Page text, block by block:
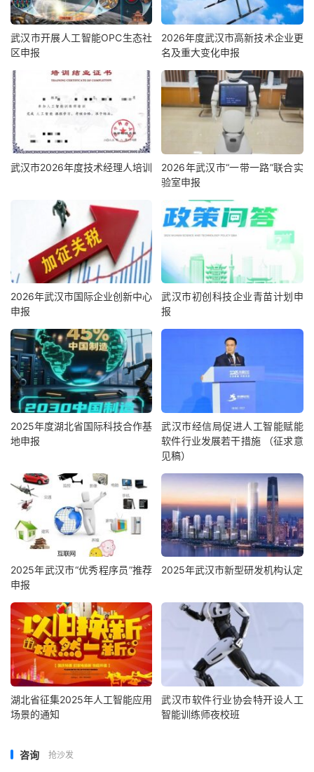
武汉市开展人工智能OPC生态社
区申报
2026年度武汉市高新技术企业更
名及重大变化申报
武汉市2026年度技术经理人培训
2026年武汉市“一带一路”联合实
验室申报
2026年武汉市国际企业创新中心
申报
武汉市初创科技企业青苗计划申
报
2025年度湖北省国际科技合作基
地申报
武汉市经信局促进人工智能赋能
软件行业发展若干措施 （征求意
见稿）
2025年武汉市“优秀程序员”推荐
申报
2025年武汉市新型研发机构认定
湖北省征集2025年人工智能应用
场景的通知
武汉市软件行业协会特开设人工
智能训练师夜校班
咨询 抢沙发